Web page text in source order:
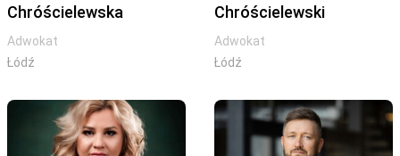
Chróścielewska
Adwokat
Łódź
Chróścielewski
Adwokat
Łódź